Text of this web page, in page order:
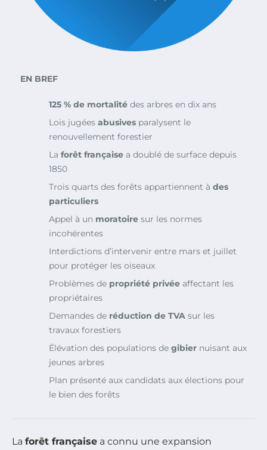
EN BREF
125 % de mortalité des arbres en dix ans
Lois jugées abusives paralysent le
renouvellement forestier
La forêt française a doublé de surface depuis
1850
Trois quarts des forêts appartiennent à des
particuliers
Appel à un moratoire sur les normes
incohérentes
Interdictions d’intervenir entre mars et juillet
pour protéger les oiseaux
Problèmes de propriété privée affectant les
propriétaires
Demandes de réduction de TVA sur les
travaux forestiers
Élévation des populations de gibier nuisant aux
jeunes arbres
Plan présenté aux candidats aux élections pour
le bien des forêts
La forêt française a connu une expansion